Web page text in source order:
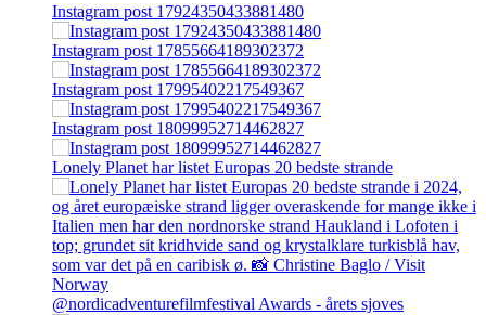
Instagram post 17924350433881480
Instagram post 17855664189302372
Instagram post 17995402217549367
Instagram post 18099952714462827
Lonely Planet har listet Europas 20 bedste strande
@nordicadventurefilmfestival Awards - årets sjoves